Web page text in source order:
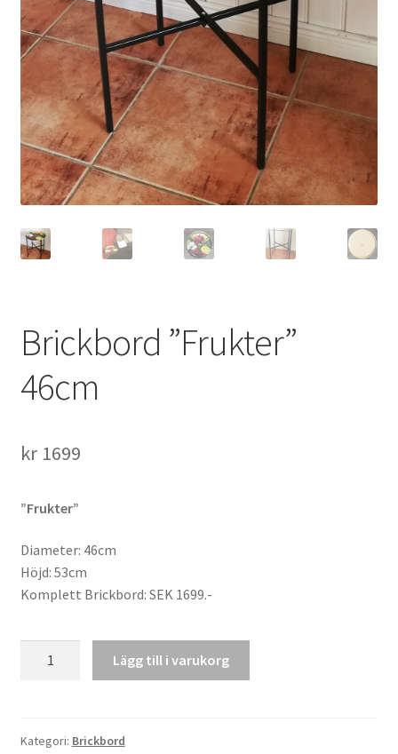
Brickbord ”Frukter”
46cm
kr1699
”Frukter”
Diameter: 46cm
Höjd: 53cm
Komplett Brickbord: SEK 1699.-
Lägg till i varukorg
Kategori: Brickbord